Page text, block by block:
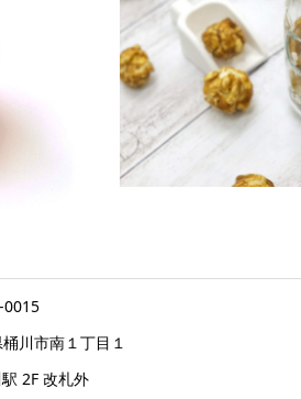
0015
川市南１丁目１
駅 2F 改札外